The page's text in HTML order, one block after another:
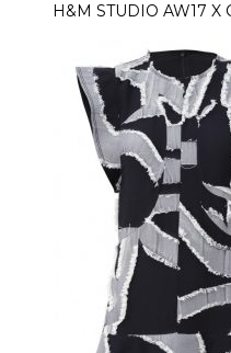
H&M STUDIO AW17 X